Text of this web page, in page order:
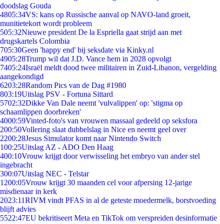
doodslag Gouda
4805:34VS: kans op Russische aanval op NAVO-land groeit,
munitietekort wordt probleem
505:32Nieuwe president De la Espriella gaat strijd aan met
drugskartels Colombia
705:30Geen 'happy end' bij seksdate via Kinky.nl
4905:28Trump wil dat J.D. Vance hem in 2028 opvolgt
7405:24Israël meldt dood twee militairen in Zuid-Libanon, vergelding
aangekondigd
6203:28Random Pics van de Dag #1980
803:19Uitslag PSV - Fortuna Sittard
5702:32Dikke Van Dale neemt 'vulvalippen' op: 'stigma op
schaamlippen doorbreken'
4000:59Vinted-foto's van vrouwen massaal gedeeld op seksfora
200:50Vollering slaat dubbelslag in Nice en neemt geel over
2200:28Jesus Simulator komt naar Nintendo Switch
100:25Uitslag AZ - ADO Den Haag
400:10Vrouw krijgt door verwisseling het embryo van ander stel
ingebracht
300:07Uitslag NEC - Telstar
1200:05Vrouw krijgt 30 maanden cel voor afpersing 12-jarige
misdienaar in kerk
2023:11RIVM vindt PFAS in al de geteste moedermelk, borstvoeding
blijft advies
5522:47EU bekritiseert Meta en TikTok om verspreiden desinformatie